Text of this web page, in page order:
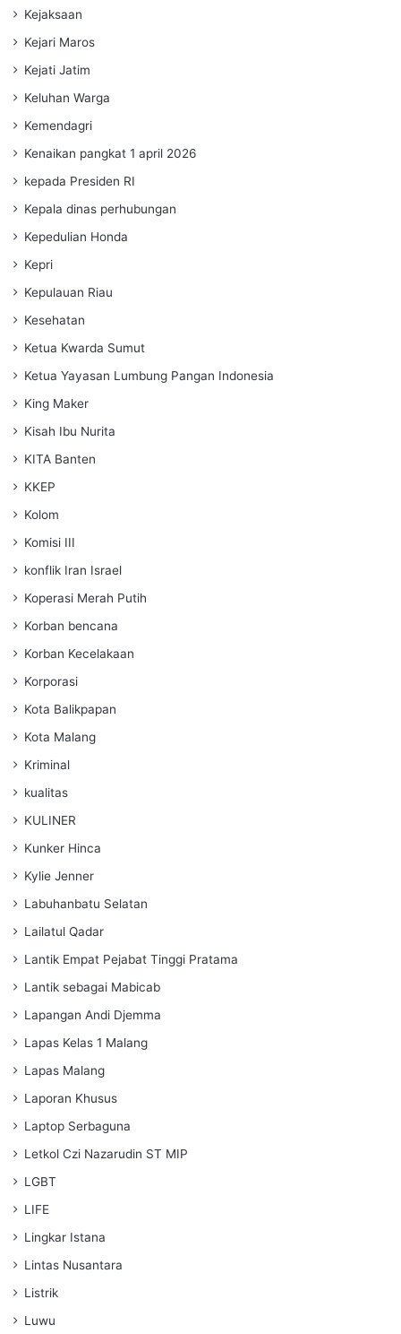
Kejaksaan
Kejari Maros
Kejati Jatim
Keluhan Warga
Kemendagri
Kenaikan pangkat 1 april 2026
kepada Presiden RI
Kepala dinas perhubungan
Kepedulian Honda
Kepri
Kepulauan Riau
Kesehatan
Ketua Kwarda Sumut
Ketua Yayasan Lumbung Pangan Indonesia
King Maker
Kisah Ibu Nurita
KITA Banten
KKEP
Kolom
Komisi III
konflik Iran Israel
Koperasi Merah Putih
Korban bencana
Korban Kecelakaan
Korporasi
Kota Balikpapan
Kota Malang
Kriminal
kualitas
KULINER
Kunker Hinca
Kylie Jenner
Labuhanbatu Selatan
Lailatul Qadar
Lantik Empat Pejabat Tinggi Pratama
Lantik sebagai Mabicab
Lapangan Andi Djemma
Lapas Kelas 1 Malang
Lapas Malang
Laporan Khusus
Laptop Serbaguna
Letkol Czi Nazarudin ST MIP
LGBT
LIFE
Lingkar Istana
Lintas Nusantara
Listrik
Luwu